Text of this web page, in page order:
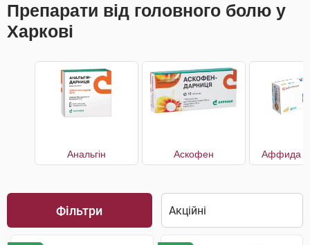
Препарати від головного болю у
Харкові
Анальгін Аскофен Аффида
Фільтри